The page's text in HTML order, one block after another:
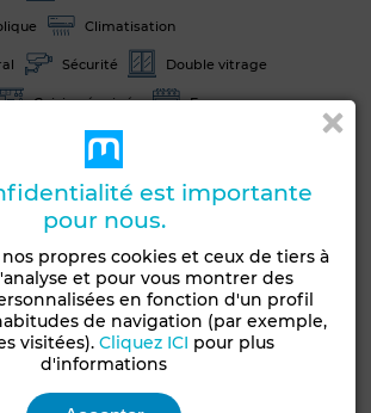
Climatisation
Sécurité Double vitrage
Cuisine équipée Four
est importante
pour nous.
propres cookies et ceux de tiers à
et pour vous montrer des
en fonction d'un profil
de navigation (par exemple,
visitées). Cliquez ICI pour plus
d'informations